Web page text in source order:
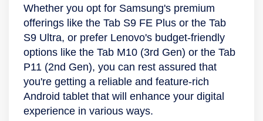
Whether you opt for Samsung's premium
offerings like the Tab S9 FE Plus or the Tab
S9 Ultra, or prefer Lenovo's budget-friendly
options like the Tab M10 (3rd Gen) or the Tab
P11 (2nd Gen), you can rest assured that
you're getting a reliable and feature-rich
Android tablet that will enhance your digital
experience in various ways.